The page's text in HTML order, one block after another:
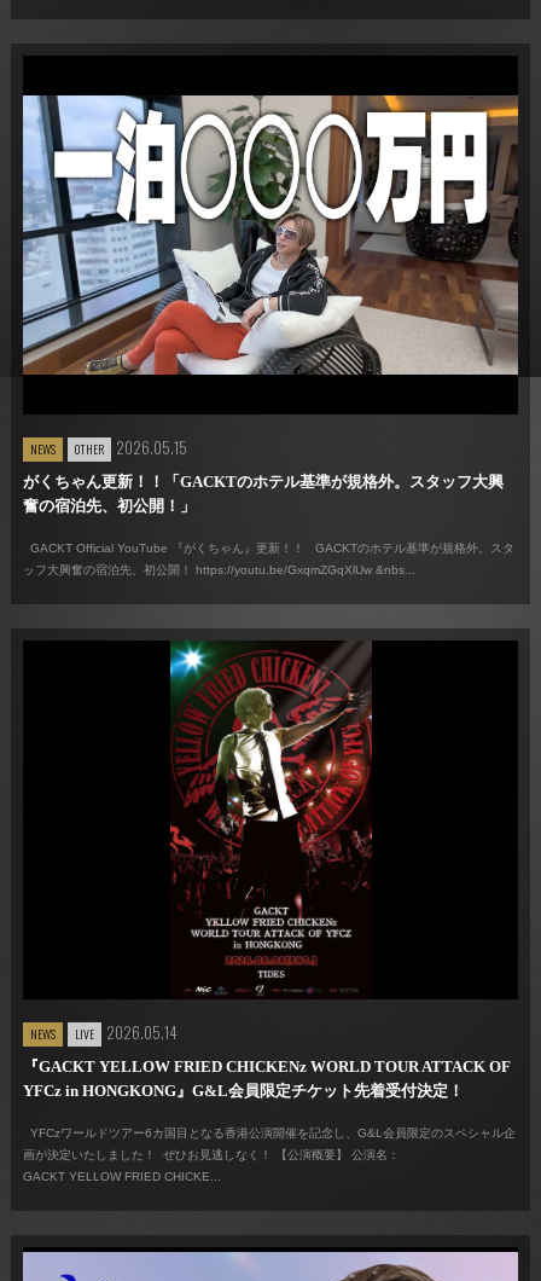
NEWS OTHER 2026.05.15
がくちゃん更新！！「GACKTのホテル基準が規格外。スタッフ大興
奮の宿泊先、初公開！」
GACKT Official YouTube 『がくちゃん』更新！！ GACKTのホテル基準が規格外。スタ
ッフ大興奮の宿泊先、初公開！ https://youtu.be/GxqmZGqXlUw &nbs...
NEWS LIVE 2026.05.14
『GACKT YELLOW FRIED CHICKENz WORLD TOUR ATTACK OF
YFCz in HONGKONG』G&L会員限定チケット先着受付決定！
YFCzワールドツアー6カ国目となる香港公演開催を記念し、G&L会員限定のスペシャル企
画が決定いたしました！ ぜひお見逃しなく！ 【公演概要】 公演名：
GACKT YELLOW FRIED CHICKE...